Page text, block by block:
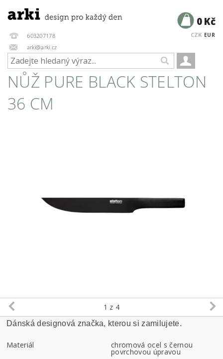
603207178
arki@arki.cz
CZK EUR
0 Kč
NŮŽ PURE BLACK STELTON
36 CM
1 z 4
Dánská designová značka, kterou si zamilujete.
Materiál chromová ocel s černou
povrchovou úpravou